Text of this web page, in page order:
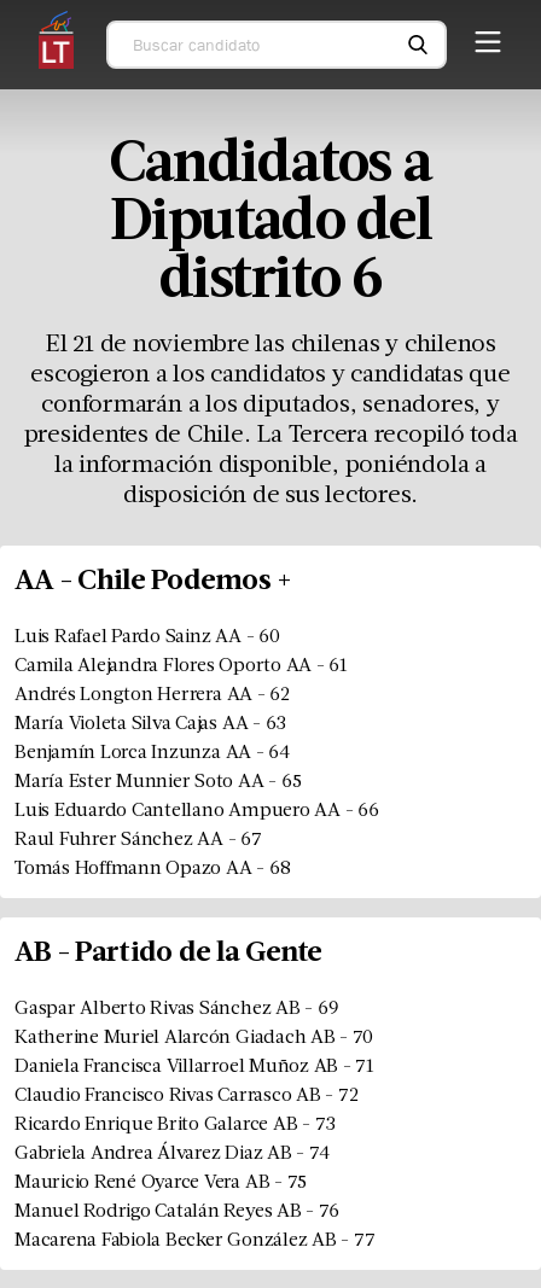
Candidatos a
Diputado del
distrito 6
El 21 de noviembre las chilenas y chilenos
escogieron a los candidatos y candidatas que
conformarán a los diputados, senadores, y
presidentes de Chile. La Tercera recopiló toda
la información disponible, poniéndola a
disposición de sus lectores.
AA- Chile Podemos +
Luis Rafael Pardo Sainz AA- 60
Camila Alejandra Flores Oporto AA - 61
Andrés Longton Herrera AA - 62
María Violeta Silva Cajas AA- 63
Benjamín Lorca Inzunza AA - 64
María Ester Munnier Soto AA- 65
Luis Eduardo Cantellano Ampuero AA- 66
Raul Fuhrer Sánchez AA- 67
Tomás Hoffmann Opazo AA- 68
AB -Partido de la Gente
Gaspar Alberto Rivas Sánchez AB - 69
Katherine Muriel Alarcón Giadach AB - 70
Daniela Francisca Villarroel Muñoz AB - 71
Claudio Francisco Rivas Carrasco AB - 72
Ricardo Enrique Brito Galarce AB - 73
Gabriela Andrea Álvarez Diaz AB - 74
Mauricio René Oyarce Vera AB - 75
Manuel Rodrigo Catalán Reyes AB - 76
Macarena Fabiola Becker González AB - 77